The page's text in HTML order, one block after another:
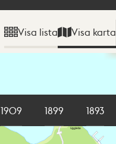
Visa lista Visa karta
1909 1899 1893